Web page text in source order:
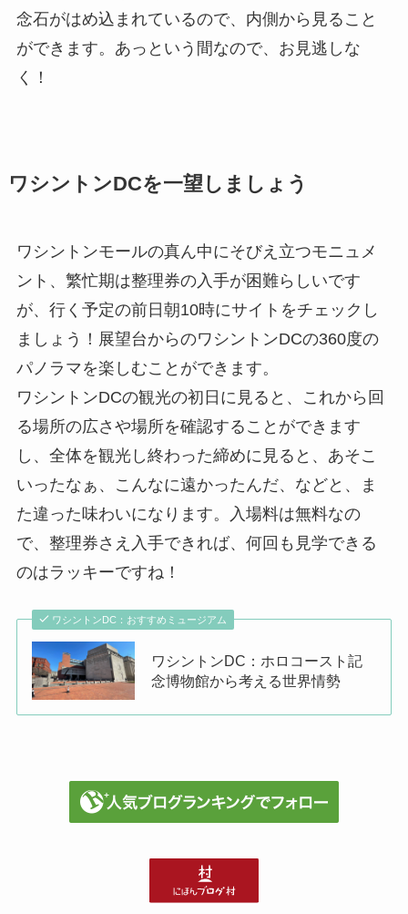
念石がはめ込まれているので、内側から見ること
ができます。あっという間なので、お見逃しな
く！
ワシントンDCを一望しましょう
ワシントンモールの真ん中にそびえ立つモニュメ
ント、繁忙期は整理券の入手が困難らしいです
が、行く予定の前日朝10時にサイトをチェックし
ましょう！展望台からのワシントンDCの360度の
パノラマを楽しむことができます。
ワシントンDCの観光の初日に見ると、これから回
る場所の広さや場所を確認することができます
し、全体を観光し終わった締めに見ると、あそこ
いったなぁ、こんなに遠かったんだ、などと、ま
た違った味わいになります。入場料は無料なの
で、整理券さえ入手できれば、何回も見学できる
のはラッキーですね！
ワシントンDC：おすすめミュージアム
ワシントンDC：ホロコースト記
念博物館から考える世界情勢